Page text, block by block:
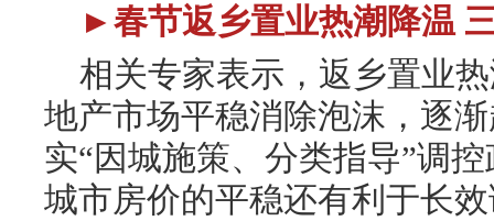
►春节返乡置业热潮降温
相关专家表示，返乡置业
地产市场平稳消除泡沫，逐
实“因城施策、分类指导”调
城市房价的平稳还有利于长